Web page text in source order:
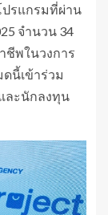
ปรแกรมที่ผ่าน
จำนวน 34
ชีพในวงการ
ดนี้เข้าร่วม
ละนักลงทุน